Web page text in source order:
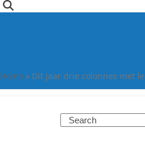
Home » Dit jaar drie colonnes met
Search